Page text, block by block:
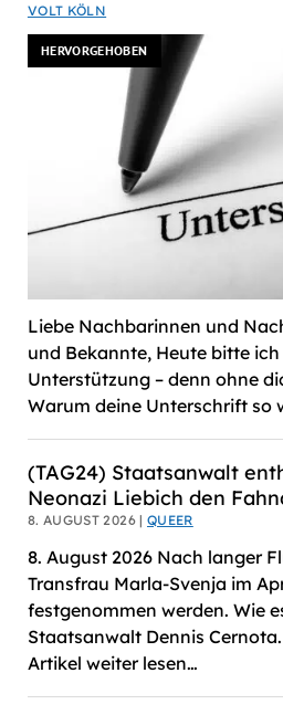
HERVORGEHOBEN
VOLT KÖLN
Liebe Nachbarinnen und
und Bekannte, Heute bitte
Unterstützung – denn ohne
Warum deine Unterschrift so
(TAG24) Staatsanwalt
Neonazi Liebich den
8. AUGUST 2026 |QUEER
8. August 2026 Nach langer
Transfrau Marla-Svenja im
festgenommen werden. Wie
Staatsanwalt Dennis
Artikel weiter lesen…